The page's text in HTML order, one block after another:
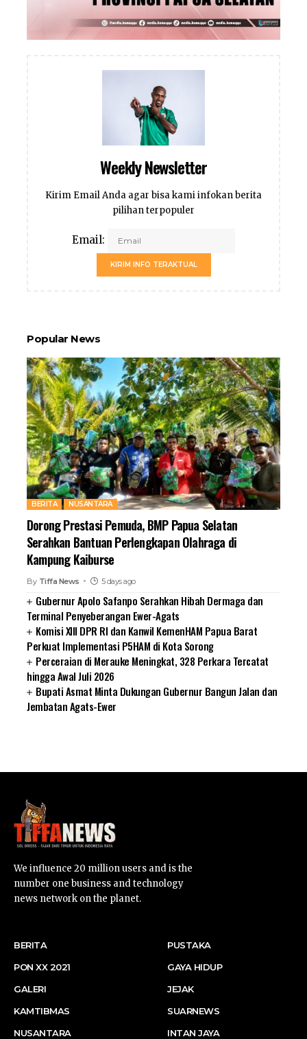
Weekly Newsletter
Kirim Email Anda agar bisa kami infokan berita
pilihan terpopuler
Email:
KIRIM INFO TERAKTUAL
Popular News
BERITA NUSANTARA
Dorong Prestasi Pemuda, BMP Papua Selatan
Serahkan Bantuan Perlengkapan Olahraga di
Kampung Kaiburse
By Tiffa News 5 days ago
Gubernur Apolo Safanpo Serahkan Hibah Dermaga dan
Terminal Penyeberangan Ewer-Agats
Komisi XIII DPR RI dan Kanwil KemenHAM Papua Barat
Perkuat Implementasi P5HAM di Kota Sorong
Perceraian di Merauke Meningkat, 328 Perkara Tercatat
hingga Awal Juli 2026
Bupati Asmat Minta Dukungan Gubernur Bangun Jalan dan
Jembatan Agats-Ewer
We influence 20 million users and is the
number one business and technology
news network on the planet.
BERITA
PON XX 2021
GALERI
KAMTIBMAS
NUSANTARA
PUSTAKA
GAYA HIDUP
JEJAK
SUARNEWS
INTAN JAYA